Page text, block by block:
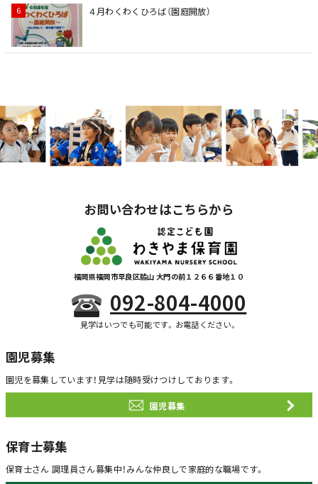
４月わくわくひろば（園庭開放）
お問い合わせはこちらから
福岡県福岡市早良区脇山 大門の前１２６６番地１０
092-804-4000
見学はいつでも可能です。お電話ください。
園児募集
園児を募集しています！ 見学は随時受けつけしております。
園児募集
保育士募集
保育士さん 調理員さん募集中！みんな仲良しで家庭的な職場です。